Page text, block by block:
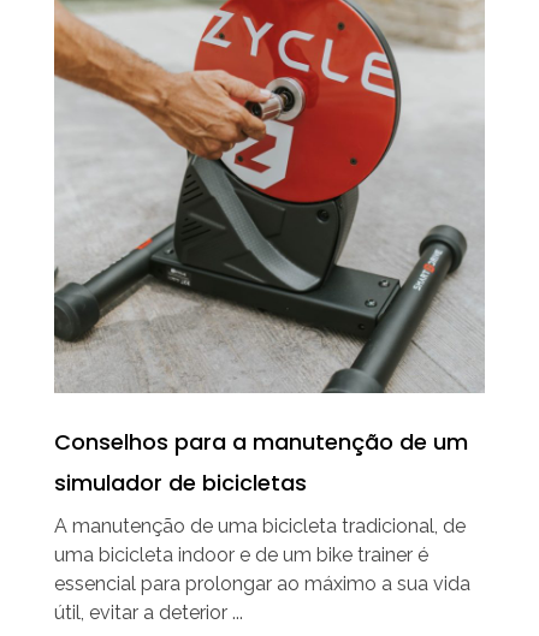
Conselhos para a manutenção de um
simulador de bicicletas
A manutenção de uma bicicleta tradicional, de
uma bicicleta indoor e de um bike trainer é
essencial para prolongar ao máximo a sua vida
útil, evitar a deterior ...